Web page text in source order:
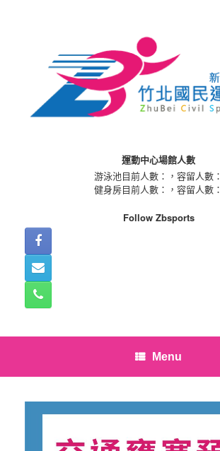
運動中心場館人數
游泳池目前人數：
，容留人數：
健身房目前人數：
，容留人數：
Follow Zbsports
Menu